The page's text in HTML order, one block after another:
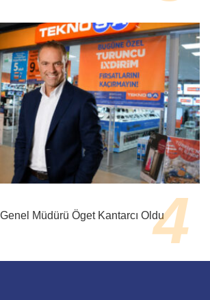
Müdürü Öget Kantarcı Oldu